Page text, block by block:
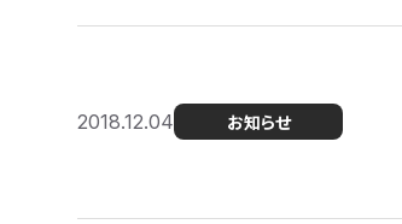
2018.12.04 お知らせ